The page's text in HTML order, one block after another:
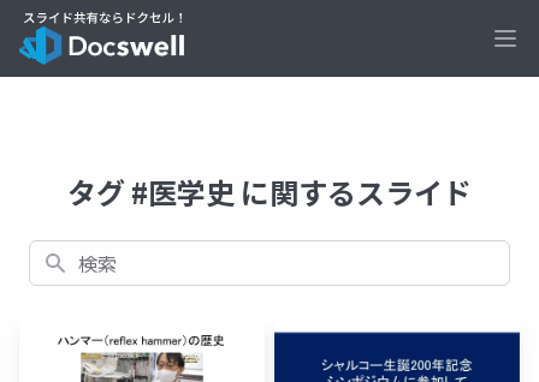
タグ #医学史 に関するスライド
検索